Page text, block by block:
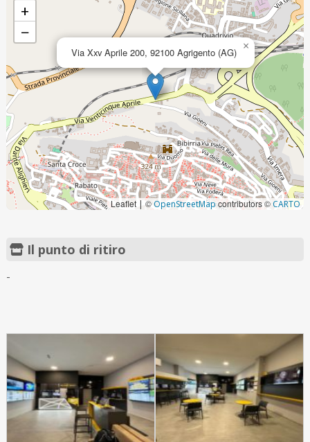
Via Xxv Aprile 200, 92100 Agrigento (AG) ×
+
−
Leaflet | ©OpenStreetMapcontributors © CARTO
Il punto di ritiro
-